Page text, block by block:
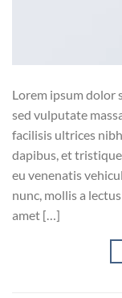
Lorem ipsum dolor
sed vulputate
facilisis ultrices
dapibus, et
eu venenatis
nunc, mollis a
amet […]